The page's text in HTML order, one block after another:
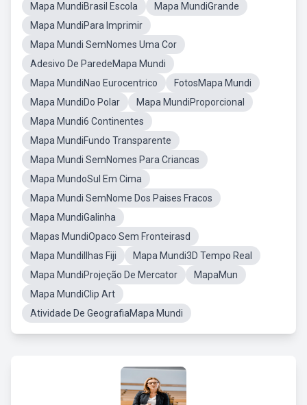
Mapa MundiBrasil Escola
Mapa MundiGrande
Mapa MundiPara Imprimir
Mapa Mundi SemNomes Uma Cor
Adesivo De ParedeMapa Mundi
Mapa MundiNao Eurocentrico
FotosMapa Mundi
Mapa MundiDo Polar
Mapa MundiProporcional
Mapa Mundi6 Continentes
Mapa MundiFundo Transparente
Mapa Mundi SemNomes Para Criancas
Mapa MundoSul Em Cima
Mapa Mundi SemNome Dos Paises Fracos
Mapa MundiGalinha
Mapas MundiOpaco Sem Fronteirasd
Mapa MundiIlhas Fiji
Mapa Mundi3D Tempo Real
Mapa MundiProjeção De Mercator
MapaMun
Mapa MundiClip Art
Atividade De GeografiaMapa Mundi